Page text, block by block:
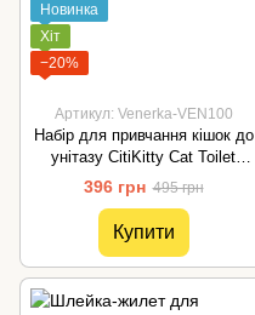
Новинка
Хіт
−20%
Артикул: Venerka-VEN100
Набір для привчання кішок до
унітазу CitiKitty Cat Toilet
Training Kit
396 грн 495 грн
Купити